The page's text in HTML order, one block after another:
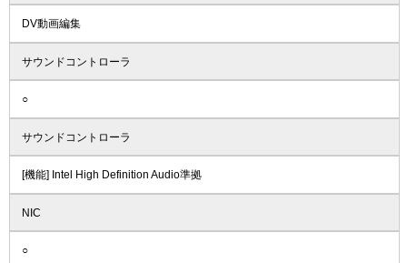
DV動画編集
サウンドコントローラ
○
サウンドコントローラ
[機能] Intel High Definition Audio準拠
NIC
○